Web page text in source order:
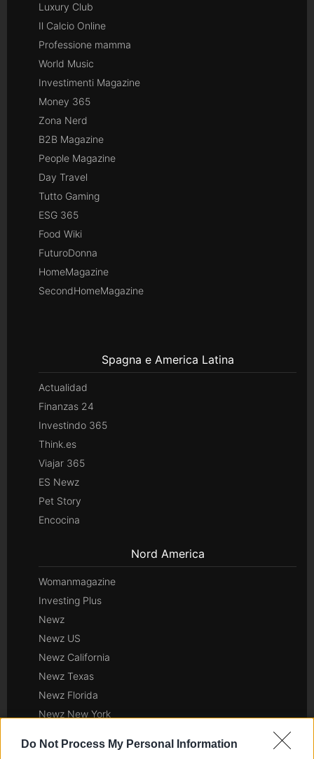
Do Not Process My Personal Information
Luxury Club
Il Calcio Online
Professione mamma
World Music
Investimenti Magazine
Money 365
Zona Nerd
B2B Magazine
People Magazine
Day Travel
Tutto Gaming
ESG 365
Food Wiki
FuturoDonna
HomeMagazine
SecondHomeMagazine
Spagna e America Latina
Actualidad
Finanzas 24
Investindo 365
Think.es
Viajar 365
ES Newz
Pet Story
Encocina
Nord America
Womanmagazine
Investing Plus
Newz
Newz US
Newz California
Newz Texas
Newz Florida
Newz New York
Newz Illinois